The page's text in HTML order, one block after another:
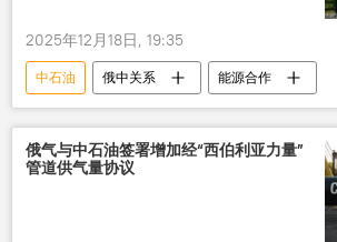
2025年12月18日, 19:35
中石油 俄中关系
能源合作
俄气公司
天然气
俄气与中石油签署增加经“西伯利亚力量”
管道供气量协议